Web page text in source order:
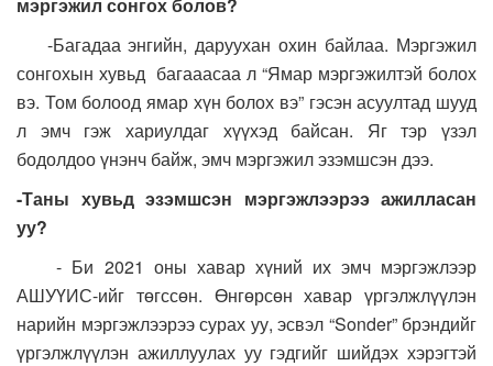
-Багадаа энгийн, даруухан охин байлаа. Мэргэжил
сонгохын хувьд багааасаа л “Ямар мэргэжилтэй болох
вэ. Том болоод ямар хүн болох вэ” гэсэн асуултад шууд
л эмч гэж хариулдаг хүүхэд байсан. Яг тэр үзэл
бодолдоо үнэнч байж, эмч мэргэжил эзэмшсэн дээ.
-Таны хувьд эзэмшсэн мэргэжлээрээ ажилласан
уу?
- Би 2021 оны хавар хүний их эмч мэргэжлээр
АШУҮИС-ийг төгссөн. Өнгөрсөн хавар үргэлжлүүлэн
нарийн мэргэжлээрээ сурах уу, эсвэл “Sonder” брэндийг
үргэлжлүүлэн ажиллуулах уу гэдгийг шийдэх хэрэгтэй